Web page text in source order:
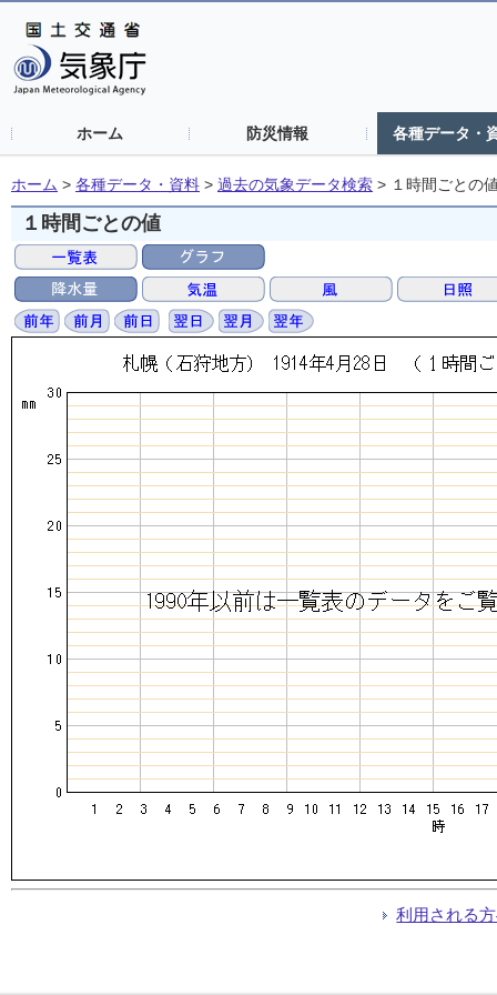
ホーム 防災情報 各種データ・
ホーム > 各種データ・資料 > 過去の気象データ検索 > １時間ごとの
１時間ごとの値
利用される